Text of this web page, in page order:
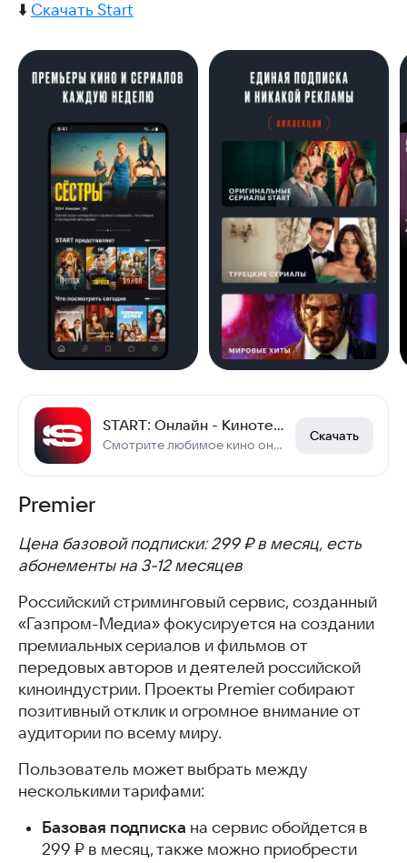
⬇️ Скачать Start
START: Онлайн - Кинотеатр
Смотрите любимое кино онлайн
Скачать
Premier
Цена базовой подписки: 299 ₽ в месяц, есть
абонементы на 3-12 месяцев
Российский стриминговый сервис, созданный
«Газпром-Медиа» фокусируется на создании
премиальных сериалов и фильмов от
передовых авторов и деятелей российской
киноиндустрии. Проекты Premier собирают
позитивный отклик и огромное внимание от
аудитории по всему миру.
Пользователь может выбрать между
несколькими тарифами:
Базовая подписка на сервис обойдется в
299 ₽ в месяц, также можно приобрести